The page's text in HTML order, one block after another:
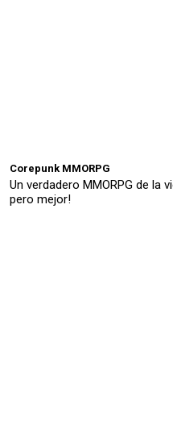
Corepunk MMORPG
Un verdadero MMORPG de la
pero mejor!